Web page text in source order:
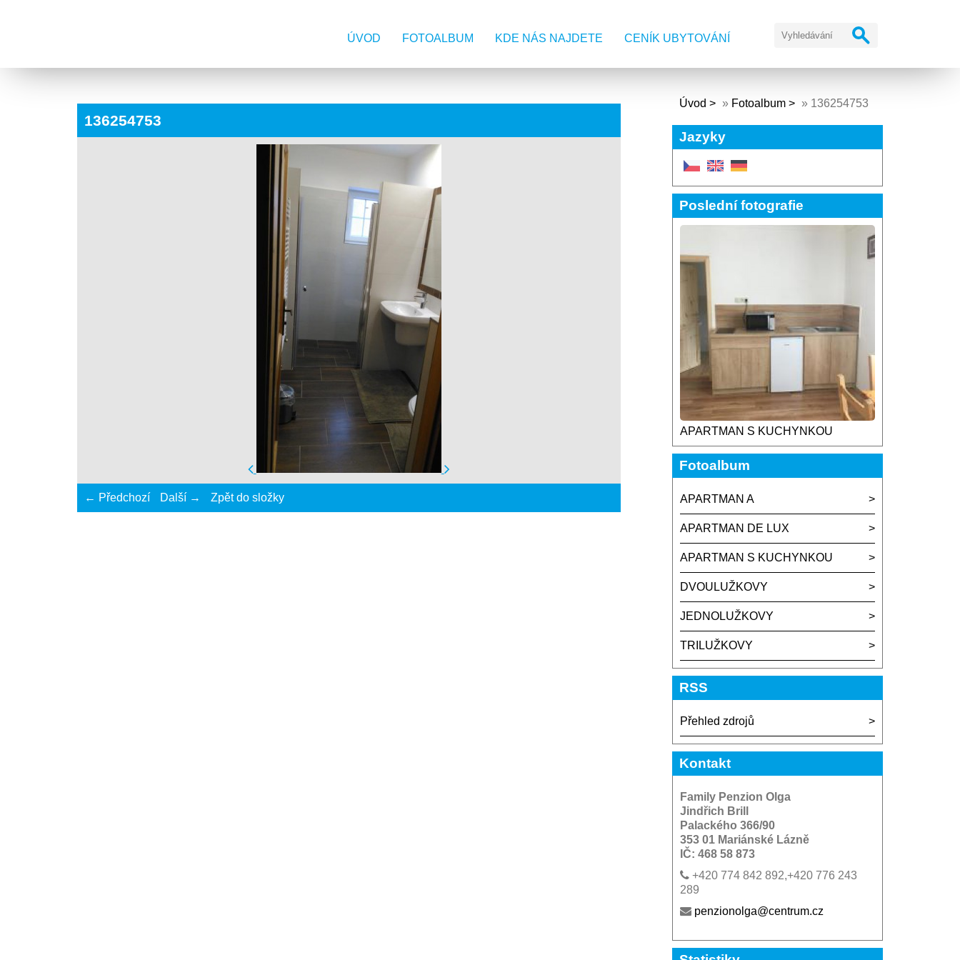
ÚVOD FOTOALBUM KDE NÁS NAJDETE CENÍK UBYTOVÁNÍ
136254753
← Předchozí Další → Zpět do složky
Úvod » Fotoalbum » 136254753
Jazyky
Poslední fotografie
APARTMAN S KUCHYNKOU
Fotoalbum
APARTMAN A
APARTMAN DE LUX
APARTMAN S KUCHYNKOU
DVOULUŽKOVY
JEDNOLUŽKOVY
TRILUŽKOVY
RSS
Přehled zdrojů
Kontakt
Family Penzion Olga
Jindřich Brill
Palackého 366/90
353 01 Mariánské Lázně
IČ: 468 58 873
+420 774 842 892,+420 776 243
289
penzionolga@centrum.cz